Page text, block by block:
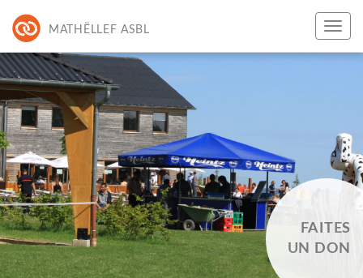
MATHËLLEF ASBL
FAITES
UN DON